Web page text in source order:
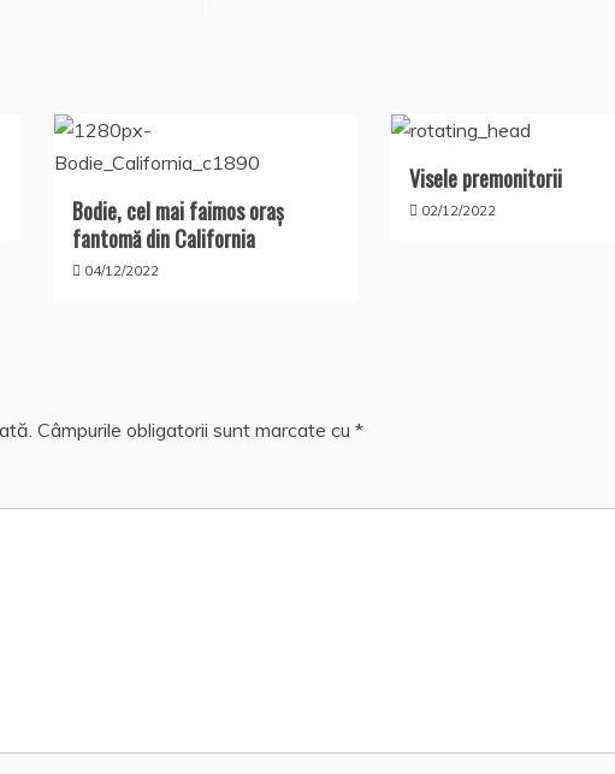
Bodie, cel mai faimos oraş
fantomă din California
04/12/2022
Visele premonitorii
02/12/2022
Câmpurile obligatorii sunt marcate cu *